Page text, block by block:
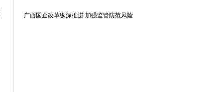
广西国企改革纵深推进 加强监管防范风险